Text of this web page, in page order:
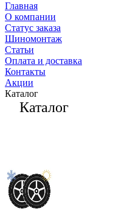
Главная
О компании
Статус заказа
Шиномонтаж
Статьи
Оплата и доставка
Контакты
Акции
Каталог
Каталог